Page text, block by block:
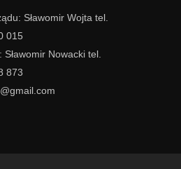
Sławomir Wojta tel.
015
Nowacki tel.
873